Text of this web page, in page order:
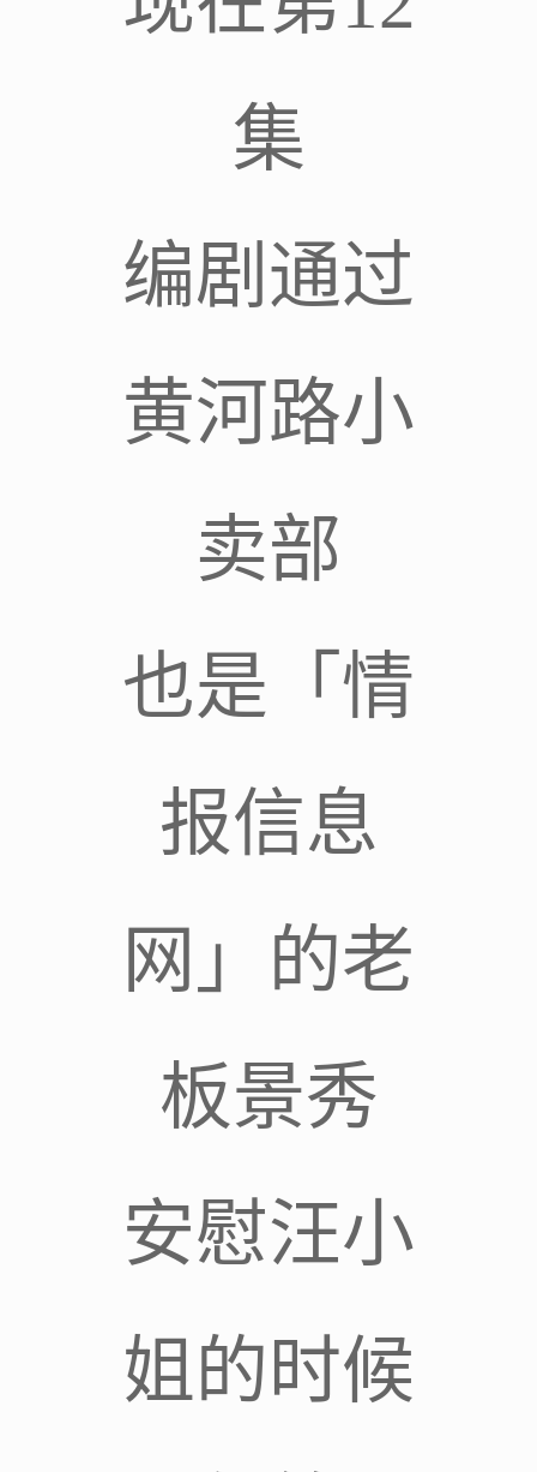
集
编剧通过
黄河路小
卖部
也是「情
报信息
网」的老
板景秀
安慰汪小
姐的时候